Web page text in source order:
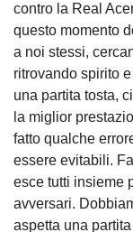
contro la Real
questo momento
a noi stessi,
ritrovando spirito
una partita tosta,
la miglior
fatto qualche
essere evitabili.
esce tutti insieme
avversari.
aspetta una